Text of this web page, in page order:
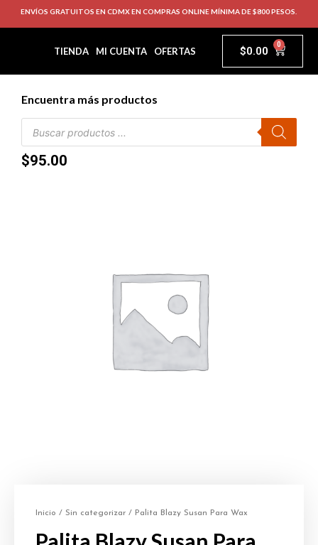
ENVÍOS GRATUITOS EN CDMX EN COMPRAS ONLINE MÍNIMA DE $800 PESOS.
TIENDA MI CUENTA OFERTAS $0.00 0
Encuentra más productos
$95.00
Inicio / Sin categorizar / Palita Blazy Susan Para Wax